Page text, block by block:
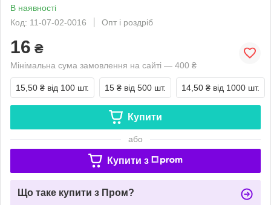
В наявності
Код: 11-07-02-0016
Опт і роздріб
16 ₴
Мінімальна сума замовлення на сайті — 400 ₴
15,50 ₴ від 100 шт. 15 ₴ від 500 шт. 14,50 ₴ від 1000 шт.
Купити
або
Купити з
Що таке купити з Пром?